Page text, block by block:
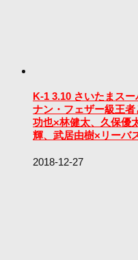
K-1 3.10 さいたまス
ナン・フェザー級王
功也×林健太、久保優
輝、武居由樹×リーバ
2018-12-27